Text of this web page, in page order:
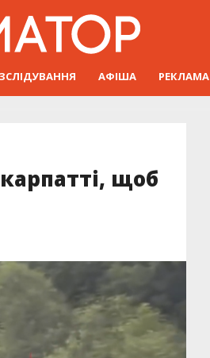
АФІША РЕКЛАМА
щоб